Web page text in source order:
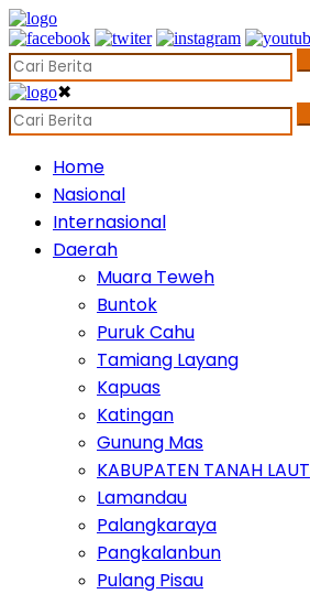
✖
Home
Nasional
Internasional
Daerah
Muara Teweh
Buntok
Puruk Cahu
Tamiang Layang
Kapuas
Katingan
Gunung Mas
KABUPATEN TANAH LAUT
Lamandau
Palangkaraya
Pangkalanbun
Pulang Pisau